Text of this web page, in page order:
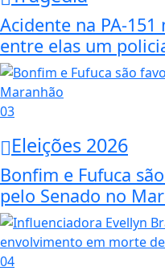
Acidente na PA-
entre elas um
03
Eleições 2026
Bonfim e Fufuca
pelo Senado no
04